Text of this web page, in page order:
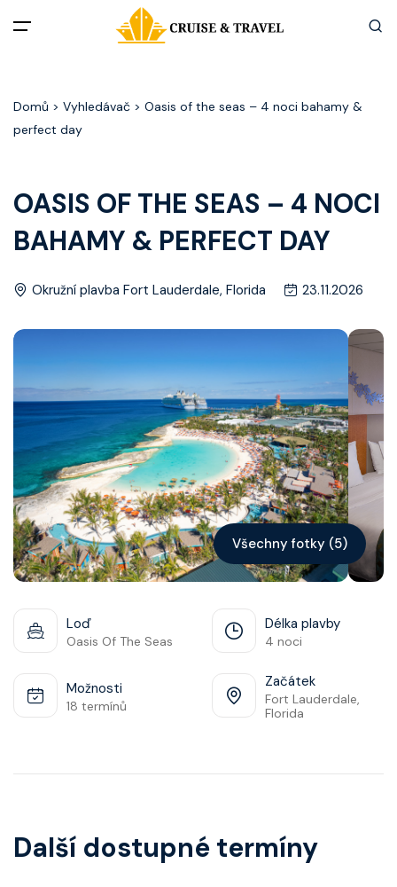
Akční nabídky
Zážitky z plaveb
Články
Kontakt
Vyhledat plavbu
Domů > Vyhledávač > Oasis of the seas – 4 noci bahamy &
perfect day
OASIS OF THE SEAS – 4 NOCI
BAHAMY & PERFECT DAY
Okružní plavba Fort Lauderdale, Florida 23.11.2026
Všechny fotky (5)
Loď
Oasis Of The Seas
Délka plavby
4 noci
Možnosti
18 termínů
Začátek
Fort Lauderdale,
Florida
Další dostupné termíny